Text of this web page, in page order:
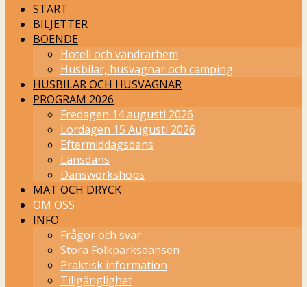
START
BILJETTER
BOENDE
Hotell och vandrarhem
Husbilar, husvagnar och camping
HUSBILAR OCH HUSVAGNAR
PROGRAM 2026
Fredagen 14 augusti 2026
Lördagen 15 Augusti 2026
Eftermiddagsdans
Länsdans
Dansworkshops
MAT OCH DRYCK
OM OSS
INFO
Frågor och svar
Stora Folkparksdansen
Praktisk information
Tillgänglighet